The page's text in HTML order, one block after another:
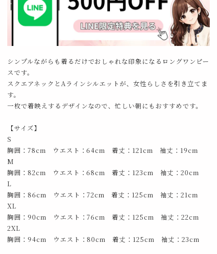
シンプルながらも着るだけでおしゃれな印象になるロングワンピー
スです。
スクエアネックとAラインシルエットが、女性らしさを引き立てま
す。
一枚で着映えするデザインなので、忙しい朝にもおすすめです。
【サイズ】
S
胸囲：78cm ウエスト：64cm 着丈：121cm 袖丈：19cm
M
胸囲：82cm ウエスト：68cm 着丈：123cm 袖丈：20cm
L
胸囲：86cm ウエスト：72cm 着丈：125cm 袖丈：21cm
XL
胸囲：90cm ウエスト：76cm 着丈：125cm 袖丈：22cm
2XL
胸囲：94cm ウエスト：80cm 着丈：125cm 袖丈：23cm